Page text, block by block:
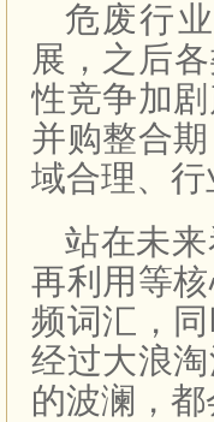
危废行
展，之后
性竞争加
并购整合
域合理、行
站在未
再利用等
频词汇，
经过大浪
的波澜，